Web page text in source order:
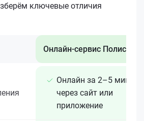
ключевые отличия
Онлайн-сервис Полис 812
Онлайн за 2–5 минут
через сайт или
приложение